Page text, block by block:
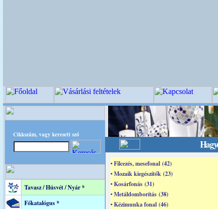
Cikkszám, vagy keresett szó
Tavasz / Húsvét / Nyár *
Főkatalógus *
• Filcezés, mesefonal (42)
• Mozaik kiegészítők (23)
• Kosárfonás (31)
• Metáldomborítás (38)
• Kézimunka fonal (46)